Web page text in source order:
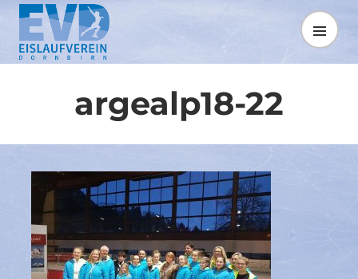
Springe
zum
Inhalt
MENÜ
argealp18-22